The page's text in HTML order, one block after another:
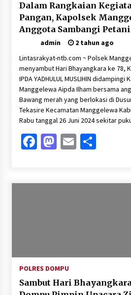
Dalam Rangkaian
Pangan, Kapolsek
Anggota Sambangi
admin
2 tahun ago
Lintasrakyat-ntb.com ~ Polsek
menyambut Hari Bhayangkara ke 78,
IPDA YADHULUL MUSLIHIN
Manggelewa Aipda Ilham bersama
Bawang merah yang berlokasi di
Tekasire Kecamatan Manggelewa
Rabu tanggal 26 Juni 2024 sekitar
Facebook
Mastodon
EmailShare
POLRES DOMPU
Sambut Hari